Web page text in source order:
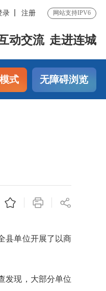
录 注册 网站支持IPV6
动交流 走进连城
式 无障碍浏览
县单位开展了以商
发现，大部分单位